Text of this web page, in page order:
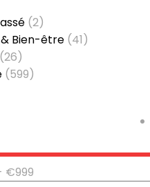
(2)
Bien-être (41)
(26)
(599)
€999